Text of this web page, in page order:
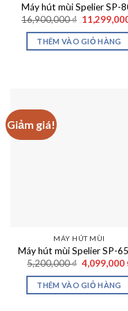
Máy hút mùi Spelier SP-
16,900,000₫ Giá
gốc
là:
16,900,000
THÊM VÀO GIỎ HÀNG
Giảm giá!
MÁY HÚT MÙI
Máy hút mùi Spelier SP-
5,200,000₫ Giá
gốc
là:
5,200,000 ₫.
4,099,000
THÊM VÀO GIỎ HÀNG